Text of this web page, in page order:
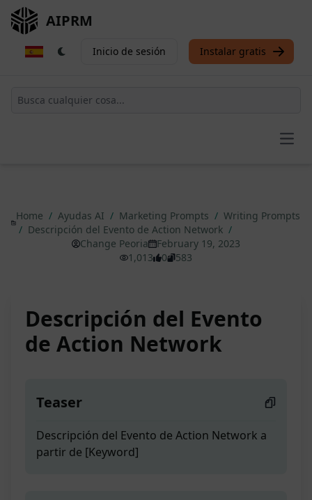
AIPRM
Inicio de sesión Instalar gratis
Home / Ayudas AI / Marketing Prompts / Writing Prompts
/ Descripción del Evento de Action Network /
Change Peoria
February 19, 2023
1,013
0 583
Descripción del Evento
de Action Network
Teaser
Descripción del Evento de Action Network a
partir de [Keyword]